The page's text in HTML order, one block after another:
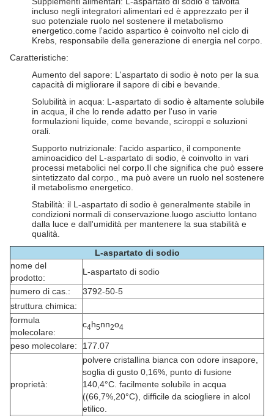
incluso negli integratori alimentari ed è apprezzato per il
suo potenziale ruolo nel sostenere il metabolismo
energetico.come l'acido aspartico è coinvolto nel ciclo di
Krebs, responsabile della generazione di energia nel corpo.
Caratteristiche:
Aumento del sapore: L'aspartato di sodio è noto per la sua
capacità di migliorare il sapore di cibi e bevande.
Solubilità in acqua: L-aspartato di sodio è altamente solubile
in acqua, il che lo rende adatto per l'uso in varie
formulazioni liquide, come bevande, sciroppi e soluzioni
orali.
Supporto nutrizionale: l'acido aspartico, il componente
aminoacidico del L-aspartato di sodio, è coinvolto in vari
processi metabolici nel corpo.Il che significa che può essere
sintetizzato dal corpo., ma può avere un ruolo nel sostenere
il metabolismo energetico.
Stabilità: il L-aspartato di sodio è generalmente stabile in
condizioni normali di conservazione.luogo asciutto lontano
dalla luce e dall'umidità per mantenere la sua stabilità e
qualità.
L-aspartato di sodio
nome del
prodotto:
L-aspartato di sodio
numero di cas.:
3792-50-5
struttura chimica:
formula
molecolare:
c4h5nn2o4
peso molecolare: 177.07
proprietà:
polvere cristallina bianca con odore insapore,
soglia di gusto 0,16%, punto di fusione
140,4°C. facilmente solubile in acqua
((66,7%,20°C), difficile da sciogliere in alcol
etilico.